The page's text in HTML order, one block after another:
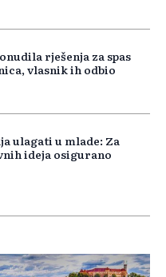
rješenja za spas
vlasnik ih odbio
ulagati u mlade: Za
ideja osigurano